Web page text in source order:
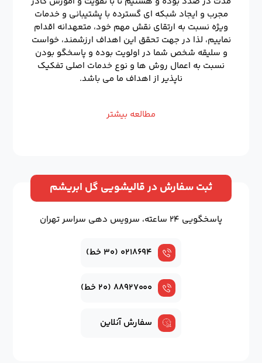
مجرب و ایجاد شبکه ای گسترده با پشتیبانی و خدمات
ویژه نسبت به ارتقای نقش مهم خود، متعهدانه اقدام
نماییم، لذا در جهت تحقق این اهداف ارزشمند، خواست
و سلیقه شخص شما در اولویت بوده و پاسخگو بودن
نسبت به اعمال روش ها و نوع خدمات اصلی تفکیک
ناپذیر از اهداف ما می باشد.
مطالعه بیشتر
ثبت سفارش در قالیشویی گل ابریشم
پاسخگویی ۲۴ ساعته، سرویس دهی سراسر تهران
۰۲۱۸۶۹۴ (۳۰ خط)
۸۸۹۲۷۰۰۰ (۲۰ خط)
سفارش آنلاین